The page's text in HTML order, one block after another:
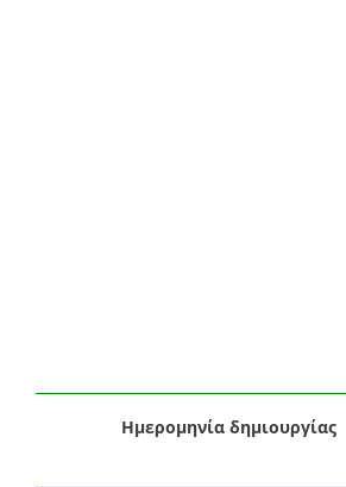
Ημερομηνία δημιουργίας